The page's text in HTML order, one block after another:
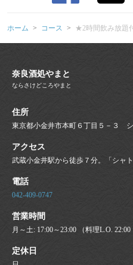
ホーム コース ★2時間飲み放題
奈良酒処やまと
ならさけどころやまと
住所
東京都小金井市本町６丁目５－３
アクセス
武蔵小金井駅から徒歩７分。「シャ
電話
042-409-0747
営業時間
月～土: 17:00～23:00 （料理L.O. 22:00
定休日